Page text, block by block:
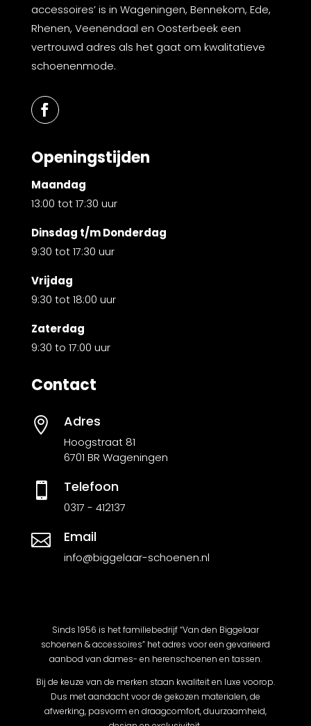
accessoires’ is in Wageningen, Bennekom, Ede,
Rhenen, Veenendaal en Oosterbeek een
vertrouwd adres als het gaat om kwalitatieve
schoenenmode.
Openingstijden
Maandag
13:00 tot 17:30 uur
Dinsdag t/m Donderdag
9:30 tot 17:30 uur
Vrijdag
9:30 tot 18:00 uur
Zaterdag
9:30 to 17:00 uur
Contact
 Adres
Hoogstraat 81
6701 BR Wageningen
 Telefoon
0317 - 412137
 Email
info@biggelaar-schoenen.nl
Sinds 1956 is het familiebedrijf “Van den Biggelaar
schoenen & accessoires” het adres voor een gevarieerd
aanbod van dames- en herenschoenen en tassen.
Bij de keuze van de merken staan kwaliteit en luxe voorop.
Dus met aandacht voor de gekozen materialen, de
afwerking, pasvorm en draagcomfort, duurzaamheid,